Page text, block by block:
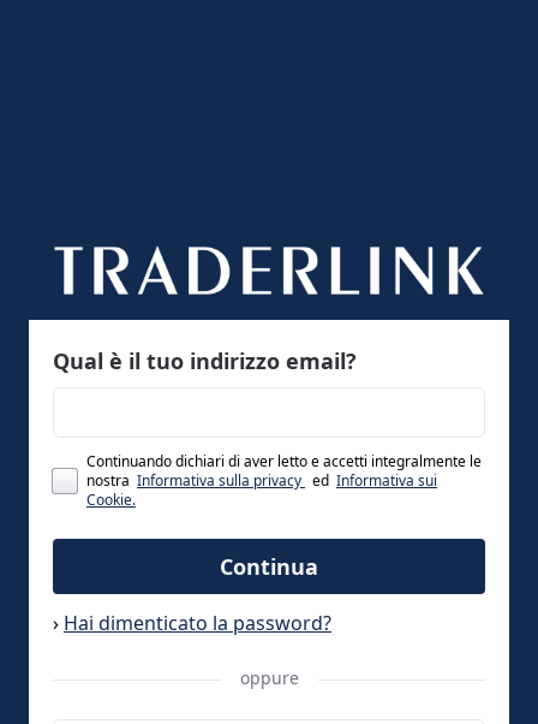
Qual è il tuo indirizzo email?
Continuando dichiari di aver letto e accetti integralmente le
nostra Informativa sulla privacy ed Informativa sui
Cookie.
Continua
› Hai dimenticato la password?
oppure